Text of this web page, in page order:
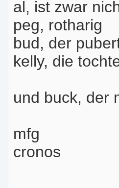
al, ist zwar
peg, rotharig
bud, der
kelly, die
und buck, der
mfg
cronos